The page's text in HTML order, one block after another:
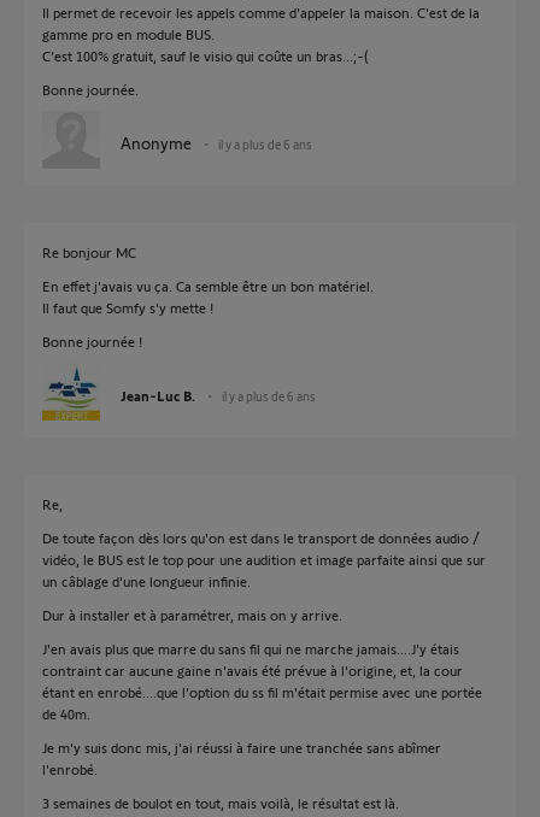
Il permet de recevoir les appels comme d'appeler la maison. C'est de la
gamme pro en module BUS.
C'est 100% gratuit, sauf le visio qui coûte un bras...;-(
Bonne journée.
Anonyme il y a plus de 6 ans
Re bonjour MC
En effet j'avais vu ça. Ca semble être un bon matériel.
Il faut que Somfy s'y mette !
Bonne journée !
Jean-Luc B. il y a plus de 6 ans
Re,
De toute façon dès lors qu'on est dans le transport de données audio /
vidéo, le BUS est le top pour une audition et image parfaite ainsi que sur
un câblage d'une longueur infinie.
Dur à installer et à paramétrer, mais on y arrive.
J'en avais plus que marre du sans fil qui ne marche jamais....J'y étais
contraint car aucune gaine n'avais été prévue à l'origine, et, la cour
étant en enrobé....que l'option du ss fil m'était permise avec une portée
de 40m.
Je m'y suis donc mis, j'ai réussi à faire une tranchée sans abîmer
l'enrobé.
3 semaines de boulot en tout, mais voilà, le résultat est là.